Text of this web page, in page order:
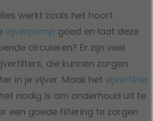
werkt zoals het hoort.
vijverpomp goed en laat deze
circuleren? Er zijn veel
die kunnen zorgen
in je vijver. Maak het vijverfilter
nodig is om onderhoud uit te
een goede filtering te zorgen